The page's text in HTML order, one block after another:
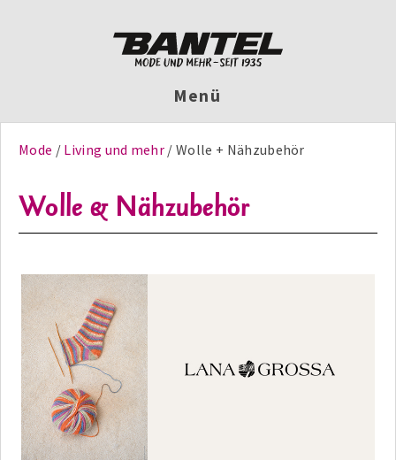
Menü
Mode Living und mehr Wolle + Nähzubehör
Wolle & Nähzubehör